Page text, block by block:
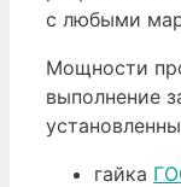
с любыми
Мощности
выполнение
гайка